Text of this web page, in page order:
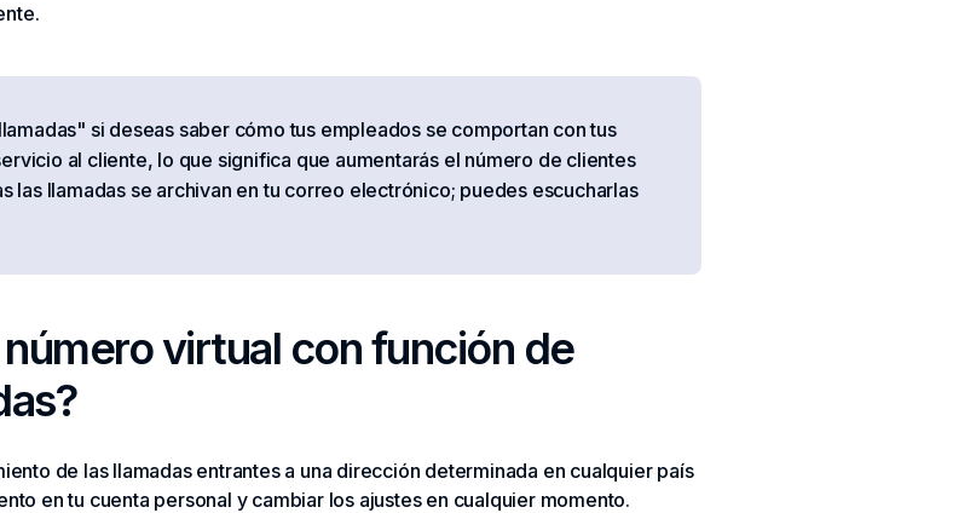
si deseas saber cómo tus empleados se comportan con tus
al cliente, lo que significa que aumentarás el número de clientes
las llamadas se archivan en tu correo electrónico; puedes escucharlas
virtual con función de
de las llamadas entrantes a una dirección determinada en cualquier país
en tu cuenta personal y cambiar los ajustes en cualquier momento.